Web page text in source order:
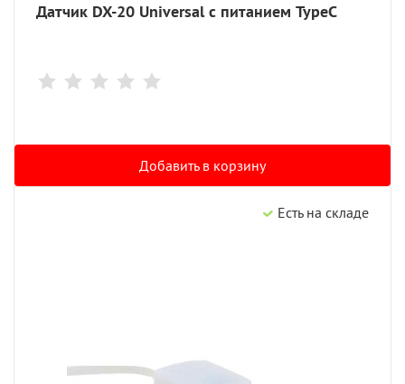
Датчик DX-20 Universal с питанием TypeC
Добавить в корзину
Есть на складе